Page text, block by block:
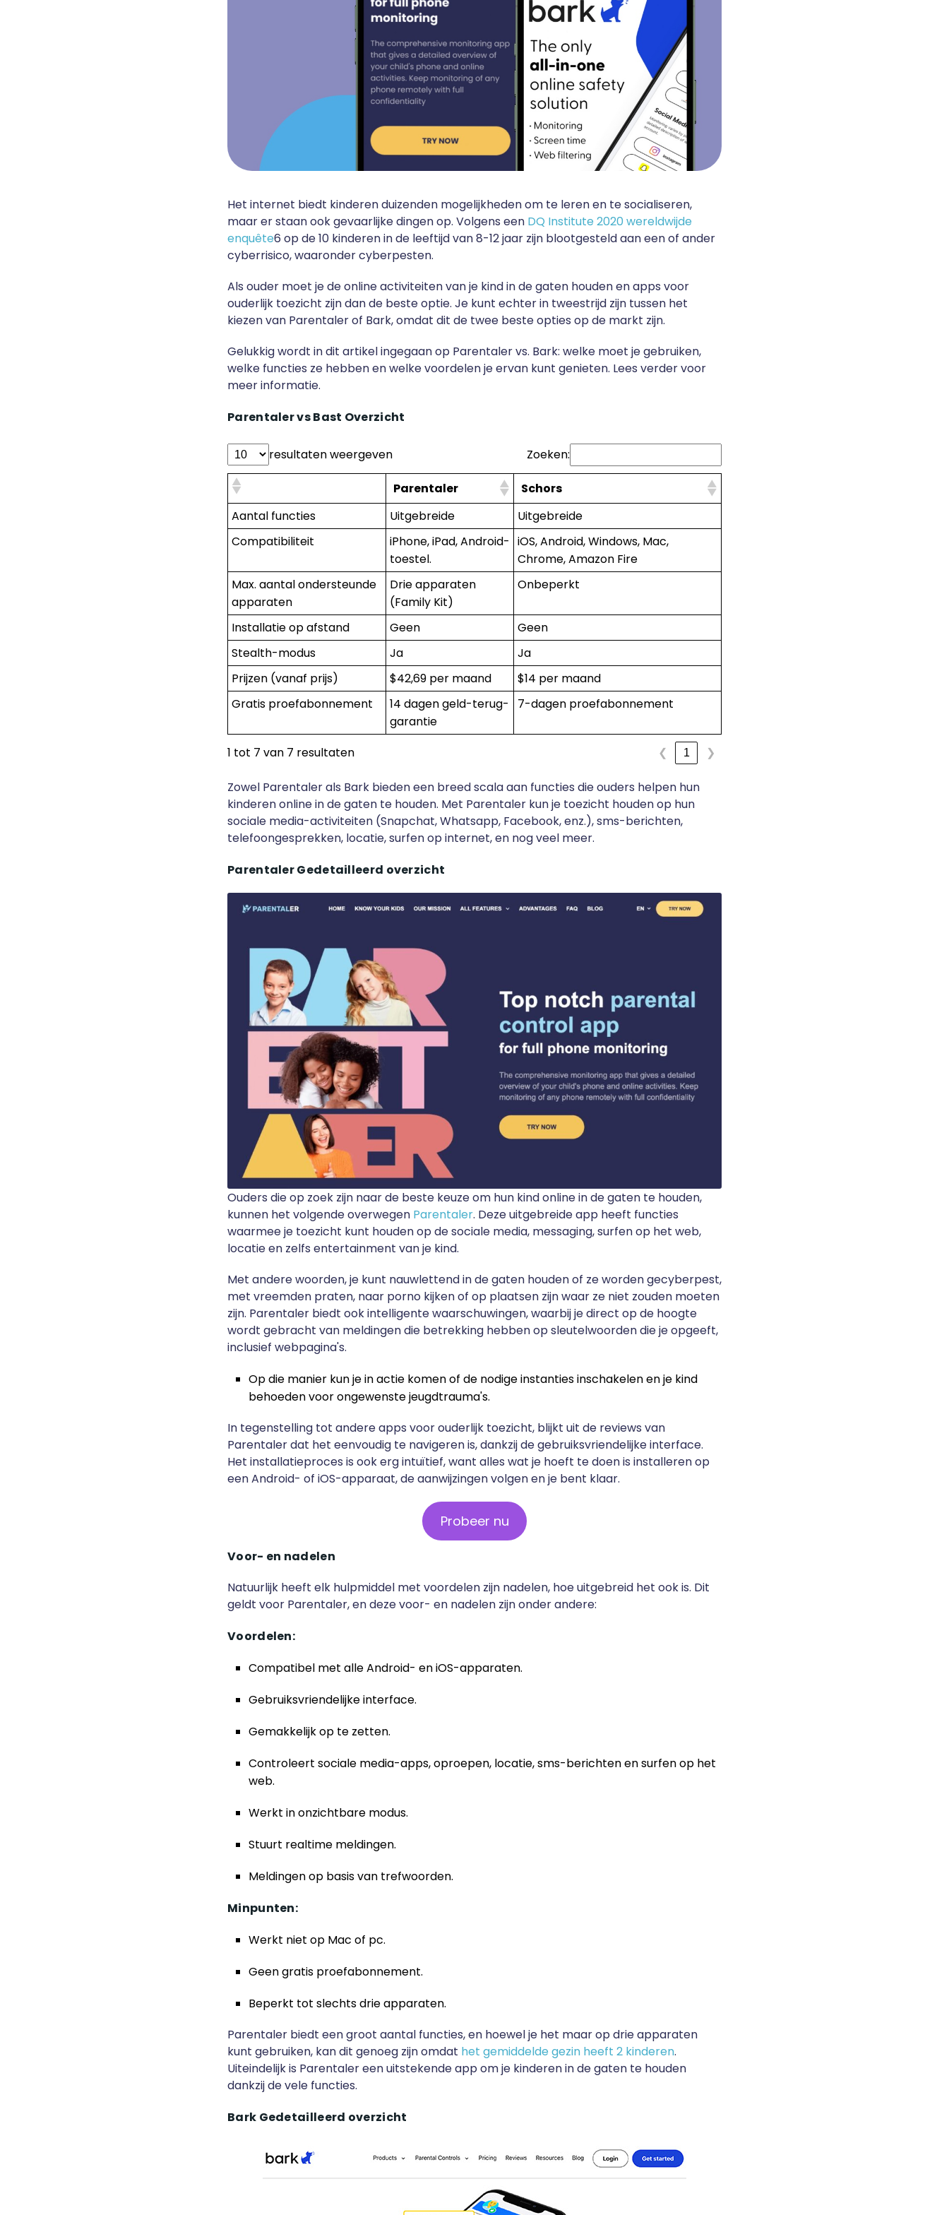
Het internet biedt kinderen duizenden mogelijkheden om te leren en te socialiseren,
maar er staan ook gevaarlijke dingen op. Volgens een DQ Institute 2020 wereldwijde
enquête6 op de 10 kinderen in de leeftijd van 8-12 jaar zijn blootgesteld aan een of ander
cyberrisico, waaronder cyberpesten.
Als ouder moet je de online activiteiten van je kind in de gaten houden en apps voor
ouderlijk toezicht zijn dan de beste optie. Je kunt echter in tweestrijd zijn tussen het
kiezen van Parentaler of Bark, omdat dit de twee beste opties op de markt zijn.
Gelukkig wordt in dit artikel ingegaan op Parentaler vs. Bark: welke moet je gebruiken,
welke functies ze hebben en welke voordelen je ervan kunt genieten. Lees verder voor
meer informatie.
Parentaler vs Bast Overzicht
resultaten weergeven Zoeken:
Parentaler
Schors
Aantal functies
Uitgebreide
Uitgebreide
Compatibiliteit
iPhone, iPad, Android-
toestel.
iOS, Android, Windows, Mac,
Chrome, Amazon Fire
Max. aantal ondersteunde
apparaten
Drie apparaten
(Family Kit)
Onbeperkt
Installatie op afstand Geen
Geen
Stealth-modus
Ja
Ja
Prijzen (vanaf prijs)
$42,69 per maand
$14 per maand
Gratis proefabonnement
14 dagen geld-terug-
garantie
7-dagen proefabonnement
1 tot 7 van 7 resultaten ❮ 1 ❯
Zowel Parentaler als Bark bieden een breed scala aan functies die ouders helpen hun
kinderen online in de gaten te houden. Met Parentaler kun je toezicht houden op hun
sociale media-activiteiten (Snapchat, Whatsapp, Facebook, enz.), sms-berichten,
telefoongesprekken, locatie, surfen op internet, en nog veel meer.
Parentaler Gedetailleerd overzicht
Ouders die op zoek zijn naar de beste keuze om hun kind online in de gaten te houden,
kunnen het volgende overwegen Parentaler. Deze uitgebreide app heeft functies
waarmee je toezicht kunt houden op de sociale media, messaging, surfen op het web,
locatie en zelfs entertainment van je kind.
Met andere woorden, je kunt nauwlettend in de gaten houden of ze worden gecyberpest,
met vreemden praten, naar porno kijken of op plaatsen zijn waar ze niet zouden moeten
zijn. Parentaler biedt ook intelligente waarschuwingen, waarbij je direct op de hoogte
wordt gebracht van meldingen die betrekking hebben op sleutelwoorden die je opgeeft,
inclusief webpagina's.
Op die manier kun je in actie komen of de nodige instanties inschakelen en je kind
behoeden voor ongewenste jeugdtrauma's.
In tegenstelling tot andere apps voor ouderlijk toezicht, blijkt uit de reviews van
Parentaler dat het eenvoudig te navigeren is, dankzij de gebruiksvriendelijke interface.
Het installatieproces is ook erg intuïtief, want alles wat je hoeft te doen is installeren op
een Android- of iOS-apparaat, de aanwijzingen volgen en je bent klaar.
Probeer nu
Voor- en nadelen
Natuurlijk heeft elk hulpmiddel met voordelen zijn nadelen, hoe uitgebreid het ook is. Dit
geldt voor Parentaler, en deze voor- en nadelen zijn onder andere:
Voordelen:
Compatibel met alle Android- en iOS-apparaten.
Gebruiksvriendelijke interface.
Gemakkelijk op te zetten.
Controleert sociale media-apps, oproepen, locatie, sms-berichten en surfen op het
web.
Werkt in onzichtbare modus.
Stuurt realtime meldingen.
Meldingen op basis van trefwoorden.
Minpunten:
Werkt niet op Mac of pc.
Geen gratis proefabonnement.
Beperkt tot slechts drie apparaten.
Parentaler biedt een groot aantal functies, en hoewel je het maar op drie apparaten
kunt gebruiken, kan dit genoeg zijn omdat het gemiddelde gezin heeft 2 kinderen.
Uiteindelijk is Parentaler een uitstekende app om je kinderen in de gaten te houden
dankzij de vele functies.
Bark Gedetailleerd overzicht